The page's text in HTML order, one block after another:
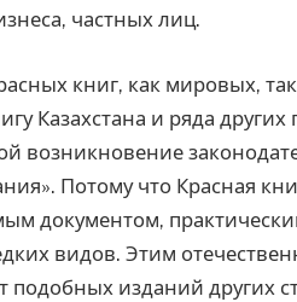
частных лиц.
книг, как мировых,
Казахстана и ряда других
возникновение
Потому что Красная
документом,
видов. Этим
подобных изданий других